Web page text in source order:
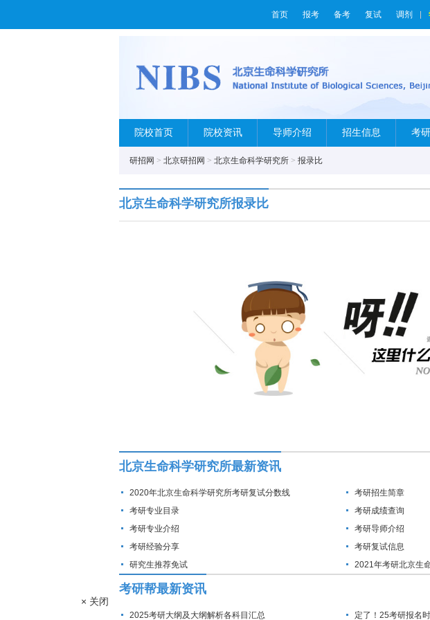
首页 报考 备考 复试 调剂
院校首页 院校资讯 导师介绍 招生信息 考
研招网 > 北京研招网 > 北京生命科学研究所 > 报录比
北京生命科学研究所报录比
北京生命科学研究所最新资讯
2020年北京生命科学研究所考研复试分数线
考研招生简章
考研专业目录
考研成绩查询
考研专业介绍
考研导师介绍
考研经验分享
考研复试信息
研究生推荐免试
2021年考研北京生
考研帮最新资讯
2025考研大纲及大纲解析各科目汇总 定了！25考研报名
× 关闭